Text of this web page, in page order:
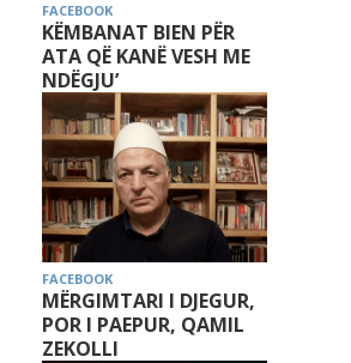
FACEBOOK
KËMBANAT BIEN PËR
ATA QË KANË VESH ME
NDËGJU’
FACEBOOK
MËRGIMTARI I DJEGUR,
POR I PAEPUR, QAMIL
ZEKOLLI